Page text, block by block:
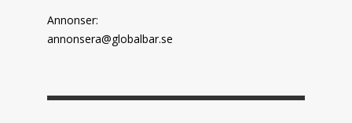
Annonser:
annonsera@globalbar.se